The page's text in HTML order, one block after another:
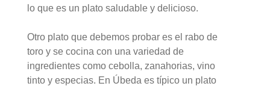
lo que es un plato saludable y delicioso.
Otro plato que debemos probar es el rabo de
toro y se cocina con una variedad de
ingredientes como cebolla, zanahorias, vino
tinto y especias. En Úbeda es típico un plato